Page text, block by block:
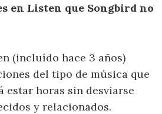
en Listen que Songbird no
(incluído hace 3 años)
del tipo de música que
estar horas sin desviarse
y relacionados.